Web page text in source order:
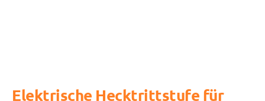
Elektrische Hecktrittstufe für